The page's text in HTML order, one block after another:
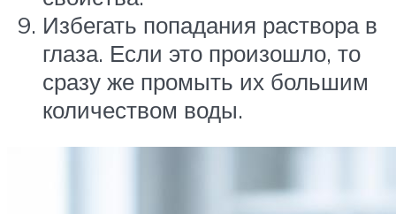
Избегать попадания раствора в
глаза. Если это произошло, то
сразу же промыть их большим
количеством воды.